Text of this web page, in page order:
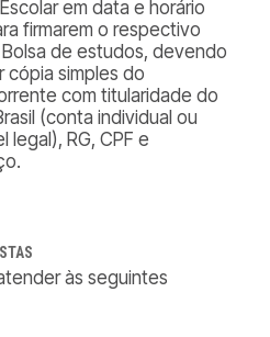
em data e horário
firmarem o respectivo
de estudos, devendo
cópia simples do
com titularidade do
(conta individual ou
legal), RG, CPF e
às seguintes